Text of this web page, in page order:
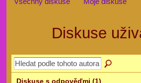
Diskuse
Diskuse s odpověďmi (1)